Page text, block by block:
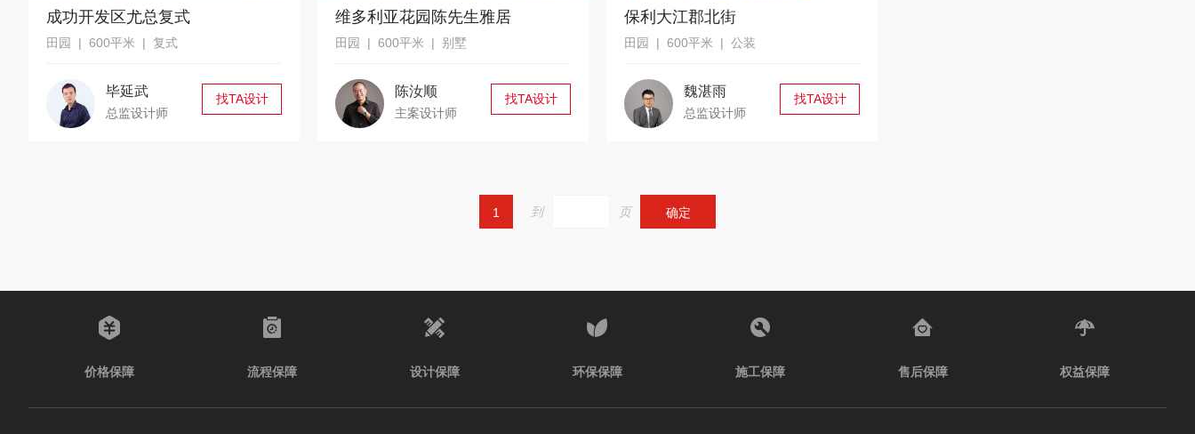
成功开发区尤总复式
田园 | 600平米 | 复式
毕延武
总监设计师
找TA设计
维多利亚花园陈先生雅居
田园 | 600平米 | 别墅
陈汝顺
主案设计师
找TA设计
保利大江郡北街
田园 | 600平米 | 公装
魏湛雨
总监设计师
找TA设计
1 到 页 确定
价格保障 流程保障 设计保障 环保保障 施工保障 售后保障 权益保障